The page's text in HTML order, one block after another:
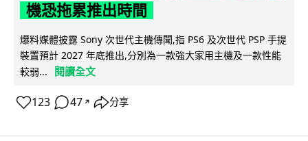
機恐拖累推出時間
爆料媒體披露 Sony 次世代主機傳聞,指 PS6 及次世代 PSP 手提
裝置預計 2027 年底推出,分別為一款強大家用主機及一款性能
較弱...
閱讀全文
123 47 ↗ 分享